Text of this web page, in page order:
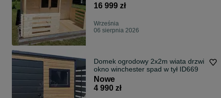
16 999 zł
Września
06 sierpnia 2026
Domek ogrodowy 2x2m wiata drzwi
okno winchester spad w tył ID669
Nowe
4 990 zł